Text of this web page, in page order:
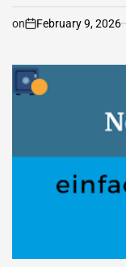
on February 9, 2026